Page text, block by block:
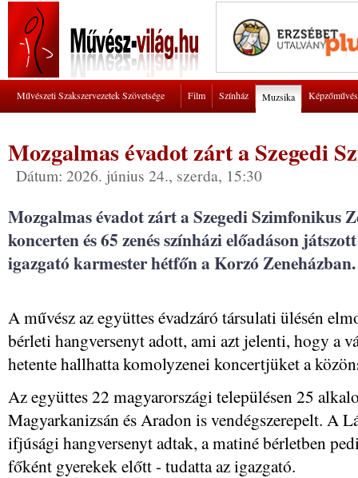
Művészeti Szakszervezetek Szövetsége Film Színház Muzsika
Mozgalmas évadot zárt a Szegedi
Dátum: 2026. június 24., szerda, 15:30
Mozgalmas évadot zárt a Szegedi Szimfonikus
koncerten és 65 zenés színházi előadáson
igazgató karmester hétfőn a Korzó Zeneházban.
A művész az együttes évadzáró társulati ülésén
bérleti hangversenyt adott, ami azt jelenti, hogy a
hetente hallhatta komolyzenei koncertjüket a
Az együttes 22 magyarországi településen 25
Magyarkanizsán és Aradon is vendégszerepelt. A
ifjúsági hangversenyt adtak, a matiné bérletben
főként gyerekek előtt - tudatta az igazgató.